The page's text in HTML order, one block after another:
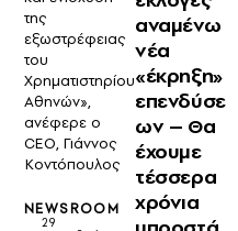
της
εξωστρέφειας
του
Χρηματιστηρίου
Αθηνών»,
ανέφερε ο
CEO, Γιάννος
Κοντόπουλος
NEWSROOM
29
αναμένω
νέα
«έκρηξη»
επενδύσε
ων – Θα
έχουμε
τέσσερα
χρόνια